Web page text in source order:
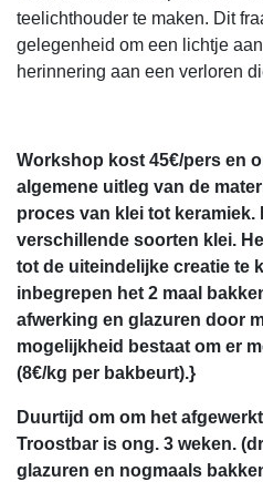
teelichthouder te maken. Dit
gelegenheid om een lichtje
herinnering aan een verloren
Workshop kost 45€/pers en
algemene uitleg van de
proces van klei tot keramiek.
verschillende soorten klei.
tot de uiteindelijke creatie te
inbegrepen het 2 maal
afwerking en glazuren door
mogelijkheid bestaat om er
(8€/kg per bakbeurt).}
Duurtijd om om het
Troostbar is ong. 3 weken.
glazuren en nogmaals